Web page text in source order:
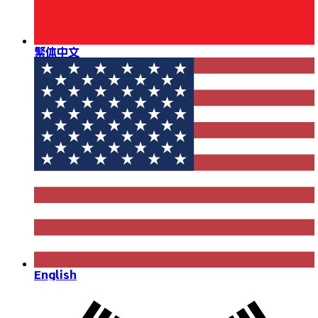
繁体中文
English